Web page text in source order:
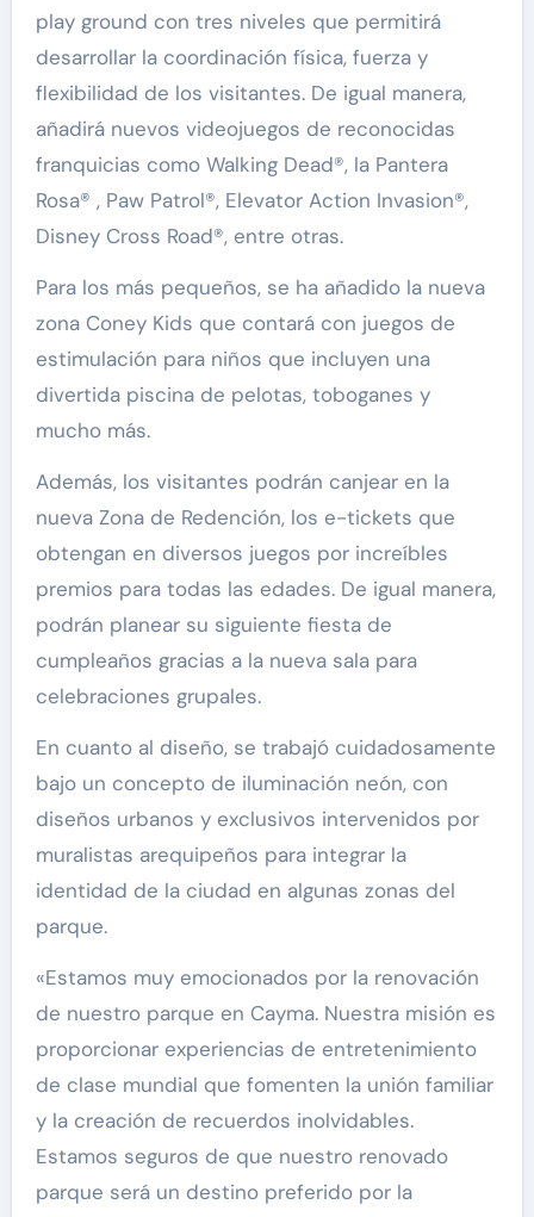
play ground con tres niveles que permitirá
desarrollar la coordinación física, fuerza y
flexibilidad de los visitantes. De igual manera,
añadirá nuevos videojuegos de reconocidas
franquicias como Walking Dead®, la Pantera
Rosa® , Paw Patrol®, Elevator Action Invasion®,
Disney Cross Road®, entre otras.
Para los más pequeños, se ha añadido la nueva
zona Coney Kids que contará con juegos de
estimulación para niños que incluyen una
divertida piscina de pelotas, toboganes y
mucho más.
Además, los visitantes podrán canjear en la
nueva Zona de Redención, los e-tickets que
obtengan en diversos juegos por increíbles
premios para todas las edades. De igual manera,
podrán planear su siguiente fiesta de
cumpleaños gracias a la nueva sala para
celebraciones grupales.
En cuanto al diseño, se trabajó cuidadosamente
bajo un concepto de iluminación neón, con
diseños urbanos y exclusivos intervenidos por
muralistas arequipeños para integrar la
identidad de la ciudad en algunas zonas del
parque.
«Estamos muy emocionados por la renovación
de nuestro parque en Cayma. Nuestra misión es
proporcionar experiencias de entretenimiento
de clase mundial que fomenten la unión familiar
y la creación de recuerdos inolvidables.
Estamos seguros de que nuestro renovado
parque será un destino preferido por la